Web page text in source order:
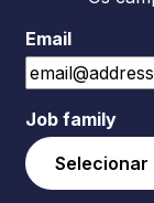
Email
Job family